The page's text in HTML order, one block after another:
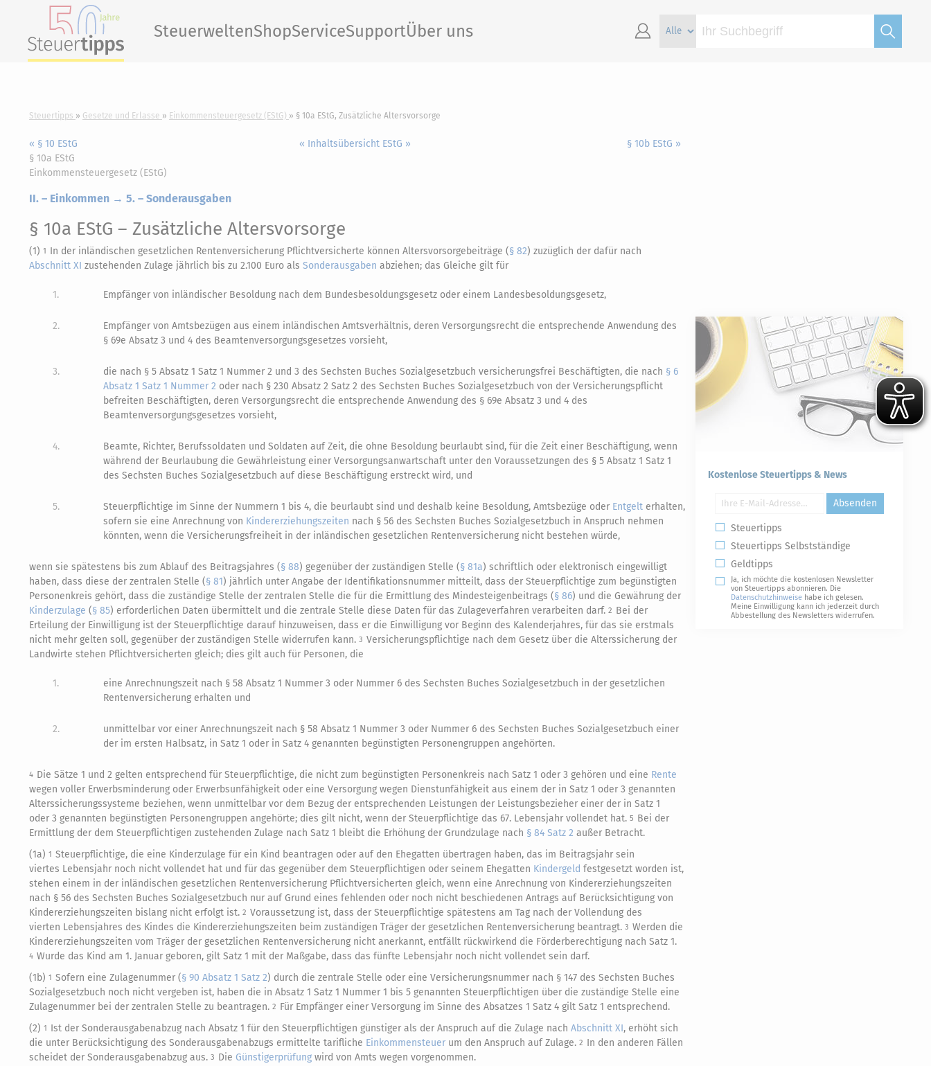
SteuerweltenShopServiceSupportÜber uns
Steuertipps Gesetze und Erlasse Einkommensteuergesetz (EStG) § 10a EStG, Zusätzliche Altersvorsorge
« § 10 EStG « Inhaltsübersicht EStG »
§ 10b EStG »
§ 10a EStG
Einkommensteuergesetz (EStG)
II. – Einkommen → 5. – Sonderausgaben
§ 10a EStG – Zusätzliche Altersvorsorge
(1) 1 In der inländischen gesetzlichen Rentenversicherung Pflichtversicherte können Altersvorsorgebeiträge (§ 82) zuzüglich der dafür nach
Abschnitt XI zustehenden Zulage jährlich bis zu 2.100 Euro als Sonderausgaben abziehen; das Gleiche gilt für
1. Empfänger von inländischer Besoldung nach dem Bundesbesoldungsgesetz oder einem Landesbesoldungsgesetz,
2.
Empfänger von Amtsbezügen aus einem inländischen Amtsverhältnis, deren Versorgungsrecht die entsprechende Anwendung des
§ 69e Absatz 3 und 4 des Beamtenversorgungsgesetzes vorsieht,
3. die nach § 5 Absatz 1 Satz 1 Nummer 2 und 3 des Sechsten Buches Sozialgesetzbuch versicherungsfrei Beschäftigten, die nach § 6
Absatz 1 Satz 1 Nummer 2 oder nach § 230 Absatz 2 Satz 2 des Sechsten Buches Sozialgesetzbuch von der Versicherungspflicht
befreiten Beschäftigten, deren Versorgungsrecht die entsprechende Anwendung des § 69e Absatz 3 und 4 des
Beamtenversorgungsgesetzes vorsieht,
4.
Beamte, Richter, Berufssoldaten und Soldaten auf Zeit, die ohne Besoldung beurlaubt sind, für die Zeit einer Beschäftigung, wenn
während der Beurlaubung die Gewährleistung einer Versorgungsanwartschaft unter den Voraussetzungen des § 5 Absatz 1 Satz 1
des Sechsten Buches Sozialgesetzbuch auf diese Beschäftigung erstreckt wird, und
5. Steuerpflichtige im Sinne der Nummern 1 bis 4, die beurlaubt sind und deshalb keine Besoldung, Amtsbezüge oder Entgelterhalten,
sofern sie eine Anrechnung von Kindererziehungszeiten nach § 56 des Sechsten Buches Sozialgesetzbuch in Anspruch nehmen
könnten, wenn die Versicherungsfreiheit in der inländischen gesetzlichen Rentenversicherung nicht bestehen würde,
wenn sie spätestens bis zum Ablauf des Beitragsjahres (§ 88) gegenüber der zuständigen Stelle (§ 81a) schriftlich oder elektronisch eingewilligt
haben, dass diese der zentralen Stelle (§ 81) jährlich unter Angabe der Identifikationsnummer mitteilt, dass der Steuerpflichtige zum begünstigten
Personenkreis gehört, dass die zuständige Stelle der zentralen Stelle die für die Ermittlung des Mindesteigenbeitrags (§ 86) und die Gewährung der
Kinderzulage (§ 85) erforderlichen Daten übermittelt und die zentrale Stelle diese Daten für das Zulageverfahren verarbeiten darf. 2 Bei der
Erteilung der Einwilligung ist der Steuerpflichtige darauf hinzuweisen, dass er die Einwilligung vor Beginn des Kalenderjahres, für das sie erstmals
nicht mehr gelten soll, gegenüber der zuständigen Stelle widerrufen kann. 3 Versicherungspflichtige nach dem Gesetz über die Alterssicherung der
Landwirte stehen Pflichtversicherten gleich; dies gilt auch für Personen, die
1.
eine Anrechnungszeit nach § 58 Absatz 1 Nummer 3 oder Nummer 6 des Sechsten Buches Sozialgesetzbuch in der gesetzlichen
Rentenversicherung erhalten und
2.
unmittelbar vor einer Anrechnungszeit nach § 58 Absatz 1 Nummer 3 oder Nummer 6 des Sechsten Buches Sozialgesetzbuch einer
der im ersten Halbsatz, in Satz 1 oder in Satz 4 genannten begünstigten Personengruppen angehörten.
4 Die Sätze 1 und 2 gelten entsprechend für Steuerpflichtige, die nicht zum begünstigten Personenkreis nach Satz 1 oder 3 gehören und eine Rente
wegen voller Erwerbsminderung oder Erwerbsunfähigkeit oder eine Versorgung wegen Dienstunfähigkeit aus einem der in Satz 1 oder 3 genannten
Alterssicherungssysteme beziehen, wenn unmittelbar vor dem Bezug der entsprechenden Leistungen der Leistungsbezieher einer der in Satz 1
oder 3 genannten begünstigten Personengruppen angehörte; dies gilt nicht, wenn der Steuerpflichtige das 67. Lebensjahr vollendet hat. 5 Bei der
Ermittlung der dem Steuerpflichtigen zustehenden Zulage nach Satz 1 bleibt die Erhöhung der Grundzulage nach § 84 Satz 2 außer Betracht.
(1a) 1 Steuerpflichtige, die eine Kinderzulage für ein Kind beantragen oder auf den Ehegatten übertragen haben, das im Beitragsjahr sein
viertes Lebensjahr noch nicht vollendet hat und für das gegenüber dem Steuerpflichtigen oder seinem Ehegatten Kindergeld festgesetzt worden ist,
stehen einem in der inländischen gesetzlichen Rentenversicherung Pflichtversicherten gleich, wenn eine Anrechnung von Kindererziehungszeiten
nach § 56 des Sechsten Buches Sozialgesetzbuch nur auf Grund eines fehlenden oder noch nicht beschiedenen Antrags auf Berücksichtigung von
Kindererziehungszeiten bislang nicht erfolgt ist. 2 Voraussetzung ist, dass der Steuerpflichtige spätestens am Tag nach der Vollendung des
vierten Lebensjahres des Kindes die Kindererziehungszeiten beim zuständigen Träger der gesetzlichen Rentenversicherung beantragt. 3 Werden die
Kindererziehungszeiten vom Träger der gesetzlichen Rentenversicherung nicht anerkannt, entfällt rückwirkend die Förderberechtigung nach Satz 1.
4 Wurde das Kind am 1. Januar geboren, gilt Satz 1 mit der Maßgabe, dass das fünfte Lebensjahr noch nicht vollendet sein darf.
(1b) 1 Sofern eine Zulagenummer (§ 90 Absatz 1 Satz 2) durch die zentrale Stelle oder eine Versicherungsnummer nach § 147 des Sechsten Buches
Sozialgesetzbuch noch nicht vergeben ist, haben die in Absatz 1 Satz 1 Nummer 1 bis 5 genannten Steuerpflichtigen über die zuständige Stelle eine
Zulagenummer bei der zentralen Stelle zu beantragen. 2 Für Empfänger einer Versorgung im Sinne des Absatzes 1 Satz 4 gilt Satz 1 entsprechend.
(2) 1 Ist der Sonderausgabenabzug nach Absatz 1 für den Steuerpflichtigen günstiger als der Anspruch auf die Zulage nach Abschnitt XI, erhöht sich
die unter Berücksichtigung des Sonderausgabenabzugs ermittelte tarifliche Einkommensteuer um den Anspruch auf Zulage. 2 In den anderen Fällen
scheidet der Sonderausgabenabzug aus. 3 Die Günstigerprüfung wird von Amts wegen vorgenommen.
Kostenlose Steuertipps & News
Absenden
Steuertipps
Steuertipps Selbstständige
Geldtipps
Ja, ich möchte die kostenlosen Newsletter
von Steuertipps abonnieren. Die
Datenschutzhinweise habe ich gelesen.
Meine Einwilligung kann ich jederzeit durch
Abbestellung des Newsletters widerrufen.